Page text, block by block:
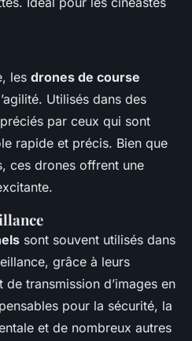
les drones de course
Utilisés dans des
par ceux qui sont
rapide et précis. Bien que
ces drones offrent une
sont souvent utilisés dans
grâce à leurs
de transmission d’images en
pour la sécurité, la
et de nombreux autres